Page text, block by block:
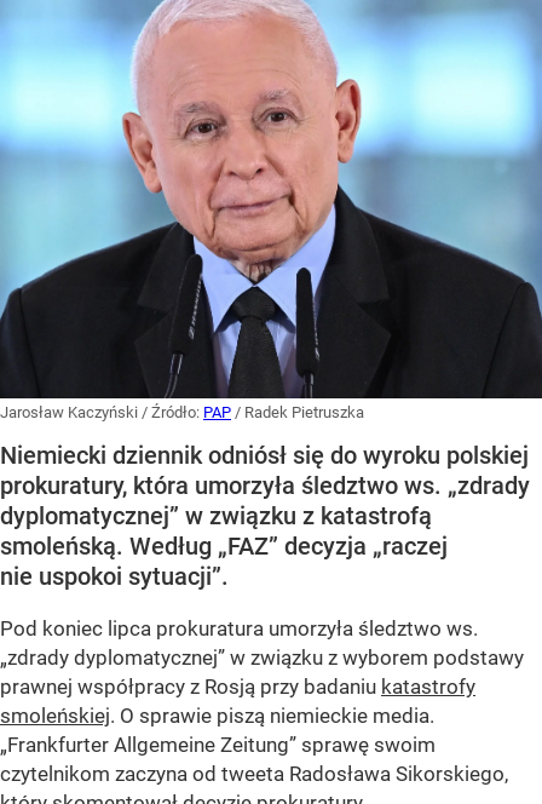
Jarosław Kaczyński / Źródło: PAP / Radek Pietruszka
Niemiecki dziennik odniósł się do wyroku polskiej
prokuratury, która umorzyła śledztwo ws. „zdrady
dyplomatycznej” w związku z katastrofą
smoleńską. Według „FAZ” decyzja „raczej
nie uspokoi sytuacji”.
Pod koniec lipca prokuratura umorzyła śledztwo ws.
„zdrady dyplomatycznej” w związku z wyborem podstawy
prawnej współpracy z Rosją przy badaniu katastrofy
smoleńskiej. O sprawie piszą niemieckie media.
„Frankfurter Allgemeine Zeitung” sprawę swoim
czytelnikom zaczyna od tweeta Radosława Sikorskiego,